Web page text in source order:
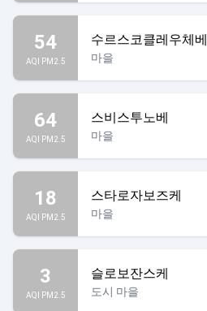
54
AQI PM2.5
수르스코클레우체베
마을
64
AQI PM2.5
스비스투노베
마을
18
AQI PM2.5
스타로자보즈케
마을
3
AQI PM2.5
슬로보잔스케
도시 마을